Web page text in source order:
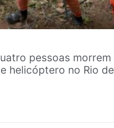
pessoas morrem
helicóptero no Rio de